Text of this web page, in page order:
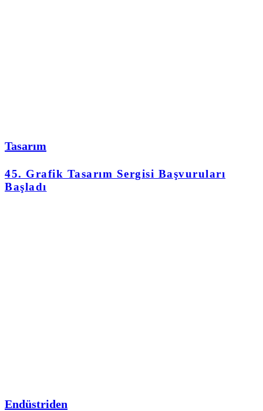
Tasarım
45. Grafik Tasarım Sergisi Başvuruları
Başladı
Endüstriden